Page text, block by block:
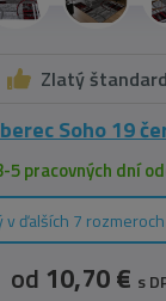
Zlatý štandard
Soho 19
5 pracovných dní
v ďalších 7 rozmeroch
od 10,70 € s